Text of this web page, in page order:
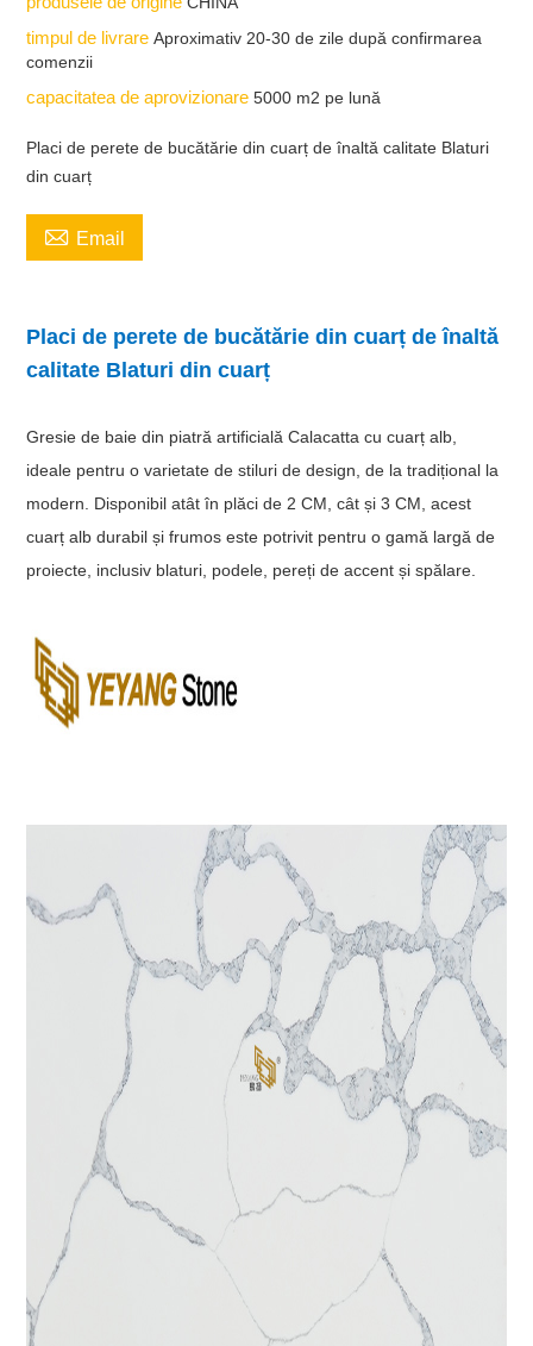
timpul de livrareAproximativ 20-30 de zile după confirmarea
comenzii
capacitatea de aprovizionare5000 m2 pe lună
Placi de perete de bucătărie din cuarț de înaltă calitate Blaturi
din cuarț
 Email
Placi de perete de bucătărie din cuarț de înaltă
calitate Blaturi din cuarț
Gresie de baie din piatră artificială Calacatta cu cuarț alb,
ideale pentru o varietate de stiluri de design, de la tradițional la
modern. Disponibil atât în ​​plăci de 2 CM, cât și 3 CM, acest
cuarț alb durabil și frumos este potrivit pentru o gamă largă de
proiecte, inclusiv blaturi, podele, pereți de accent și spălare.